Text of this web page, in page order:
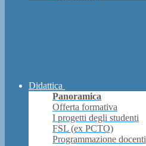
Didattica
Panoramica
Offerta formativa
I progetti degli studenti
FSL (ex PCTO)
Programmazione docenti